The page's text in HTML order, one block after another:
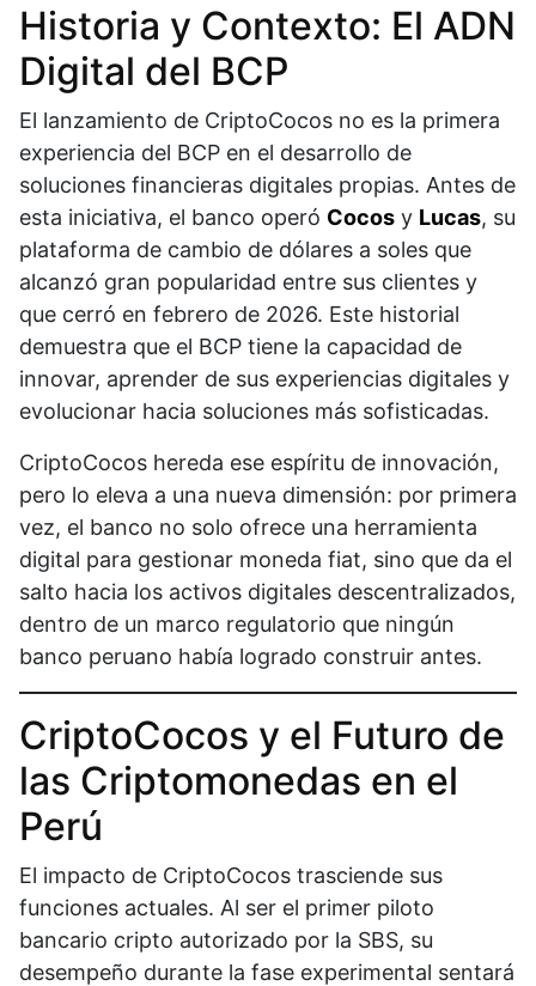
Historia y Contexto: El ADN
Digital del BCP
El lanzamiento de CriptoCocos no es la primera
experiencia del BCP en el desarrollo de
soluciones financieras digitales propias. Antes de
esta iniciativa, el banco operó Cocos y Lucas, su
plataforma de cambio de dólares a soles que
alcanzó gran popularidad entre sus clientes y
que cerró en febrero de 2026. Este historial
demuestra que el BCP tiene la capacidad de
innovar, aprender de sus experiencias digitales y
evolucionar hacia soluciones más sofisticadas.
CriptoCocos hereda ese espíritu de innovación,
pero lo eleva a una nueva dimensión: por primera
vez, el banco no solo ofrece una herramienta
digital para gestionar moneda fiat, sino que da el
salto hacia los activos digitales descentralizados,
dentro de un marco regulatorio que ningún
banco peruano había logrado construir antes.
CriptoCocos y el Futuro de
las Criptomonedas en el
Perú
El impacto de CriptoCocos trasciende sus
funciones actuales. Al ser el primer piloto
bancario cripto autorizado por la SBS, su
desempeño durante la fase experimental sentará